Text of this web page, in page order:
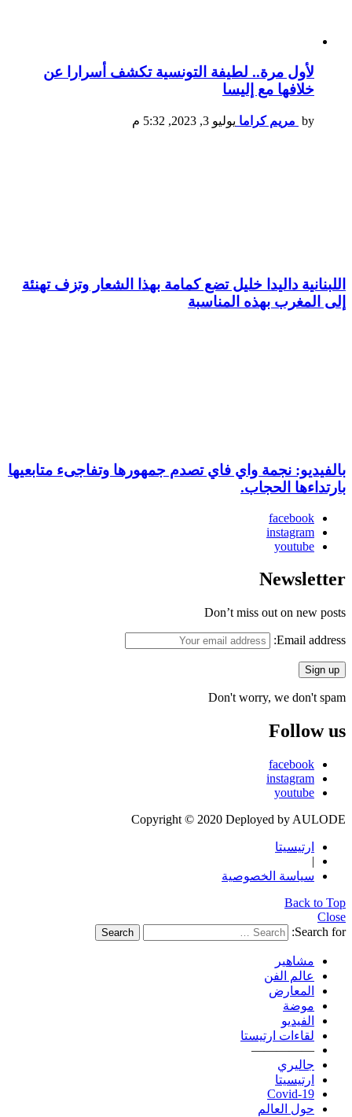
لأول مرة.. لطيفة التونسية تكشف أسرارا عن
خلافها مع إليسا
by مريم كراما يوليو 3, 2023, 5:32 م
اللبنانية داليدا خليل تضع كمامة بهذا الشعار وتزف تهنئة
إلى المغرب بهذه المناسبة
بالفيديو: نجمة واي فاي تصدم جمهورها وتفاجىء متابعيها
بارتداءها الحجاب.
facebook
instagram
youtube
Newsletter
Don’t miss out on new posts
Email address:
Don't worry, we don't spam
Follow us
facebook
instagram
youtube
Copyright © 2020 Deployed by AULODE
ارتيسيتا
|
سياسة الخصوصية
Back to Top
Close
Search for:
Search
مشاهير
عالم الفن
المعارض
موضة
الفيديو
لقاءات ارتيستا
—————
جاليري
ارتيسيتا
Covid-19
حول العالم